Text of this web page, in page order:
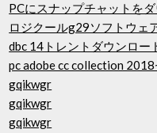
PCにスナップチャットを
ロジクールg29ソフトウェ
dbc 14トレントダウンロー
pc adobe cc collection
gqikwgr
gqikwgr
gqikwgr